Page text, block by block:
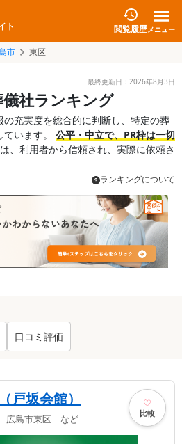
ト
閲覧履歴メニュー
市 東区
最終更新日： 2026年8月3日
社ランキング
充実度を総合的に判断し、特定の葬
います。 公平・中立で、PR枠は一切
、利用者から信頼され、実際に依頼さ
ランキングについて
口コミ評価
戸坂会館）
広島市東区 など 比較